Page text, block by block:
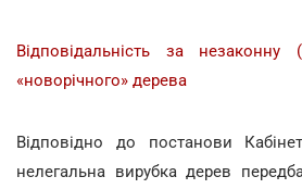
Відповідальність за незаконну
«новорічного» дерева
Відповідно до постанови
нелегальна вирубка дерев